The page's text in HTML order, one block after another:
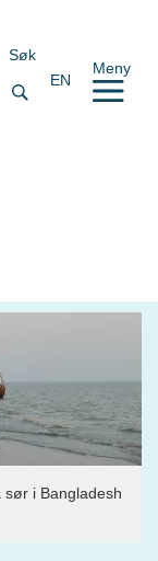
Søk
EN
Meny
sør i Bangladesh